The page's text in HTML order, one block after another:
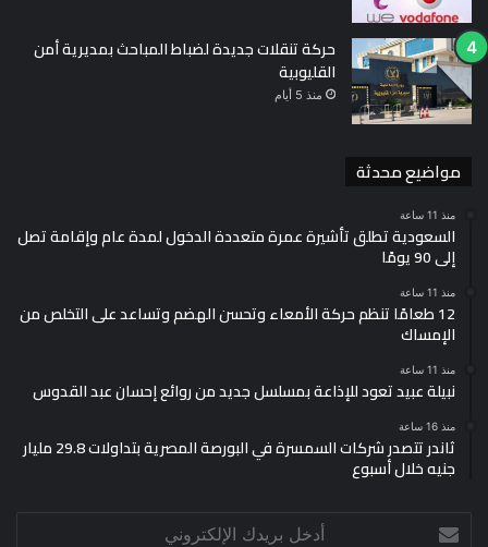
حركة تنقلات جديدة لضباط المباحث بمديرية أمن
القليوبية
منذ 5 أيام
مواضيع محدثة
منذ 11 ساعة
السعودية تطلق تأشيرة عمرة متعددة الدخول لمدة عام وإقامة تصل
إلى 90 يومًا
منذ 11 ساعة
12 طعامًا تنظم حركة الأمعاء وتحسن الهضم وتساعد على التخلص من
الإمساك
منذ 11 ساعة
نبيلة عبيد تعود للإذاعة بمسلسل جديد من روائع إحسان عبد القدوس
منذ 16 ساعة
ثاندر تتصدر شركات السمسرة في البورصة المصرية بتداولات 29.8 مليار
جنيه خلال أسبوع